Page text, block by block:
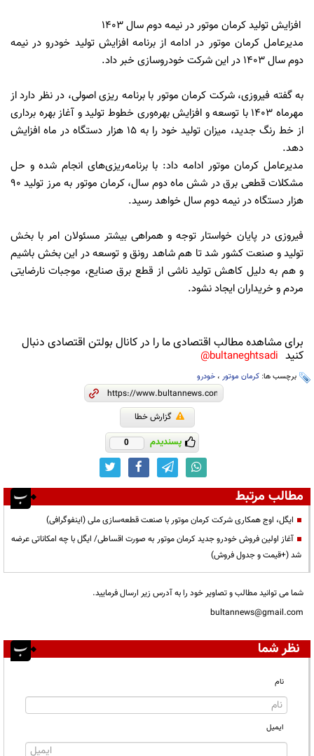
افزایش تولید کرمان موتور در نیمه دوم سال 1403
مدیرعامل کرمان موتور در ادامه از برنامه افزایش تولید خودرو در نیمه
دوم سال 1403 در این شرکت خودروسازی خبر داد.
به گفته فیروزی، شرکت کرمان موتور با برنامه ریزی اصولی، در نظر دارد از
مهرماه 1403 با توسعه و افزایش بهره‌وری خطوط تولید و آغاز بهره برداری
از خط رنگ جدید، میزان تولید خود را به 15 هزار دستگاه در ماه افزایش
دهد.
مدیرعامل کرمان موتور ادامه داد: با برنامه‌ریزی‌های انجام شده و حل
مشکلات قطعی برق در شش ماه دوم سال، کرمان موتور به مرز تولید 90
هزار دستگاه در نیمه دوم سال خواهد رسید.
فیروزی در پایان خواستار توجه و همراهی بیشتر مسئولان امر با بخش
تولید و صنعت کشور شد تا هم شاهد رونق و توسعه در این بخش باشیم
و هم به دلیل کاهش تولید ناشی از قطع برق صنایع، موجبات نارضایتی
مردم و خریداران ایجاد نشود.
برای مشاهده مطالب اقتصادی ما را در کانال بولتن اقتصادی دنبال
کنید bultaneghtsadi@
برچسب ها: کرمان موتور ، خودرو
گزارش خطا
پسندیدم 0
مطالب مرتبط
ایگل، اوج همکاری شرکت کرمان موتور با صنعت قطعه‌سازی ملی (اینفوگرافی)
آغاز اولین فروش خودرو جدید کرمان موتور به صورت اقساطی/ ایگل با چه امکاناتی عرضه
شد (+قیمت و جدول فروش)
شما می توانید مطالب و تصاویر خود را به آدرس زیر ارسال فرمایید.
bultannews@gmail.com
نظر شما
نام
ایمیل